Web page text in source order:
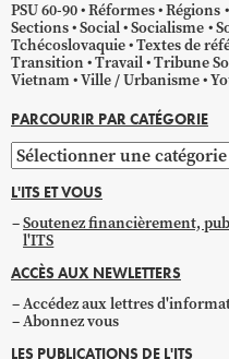
PSU 60-90 Réformes Régions
Sections Social Socialisme
Tchécoslovaquie Textes de
Transition Travail Tribune
Vietnam Ville / Urbanisme
PARCOURIR PAR CATÉGORIE
Parcourir
par
catégorie
L'ITS ET VOUS
Soutenez financièrement,
l'ITS
ACCÈS AUX NEWLETTERS
Accédez aux lettres
Abonnez vous
LES PUBLICATIONS DE L'ITS